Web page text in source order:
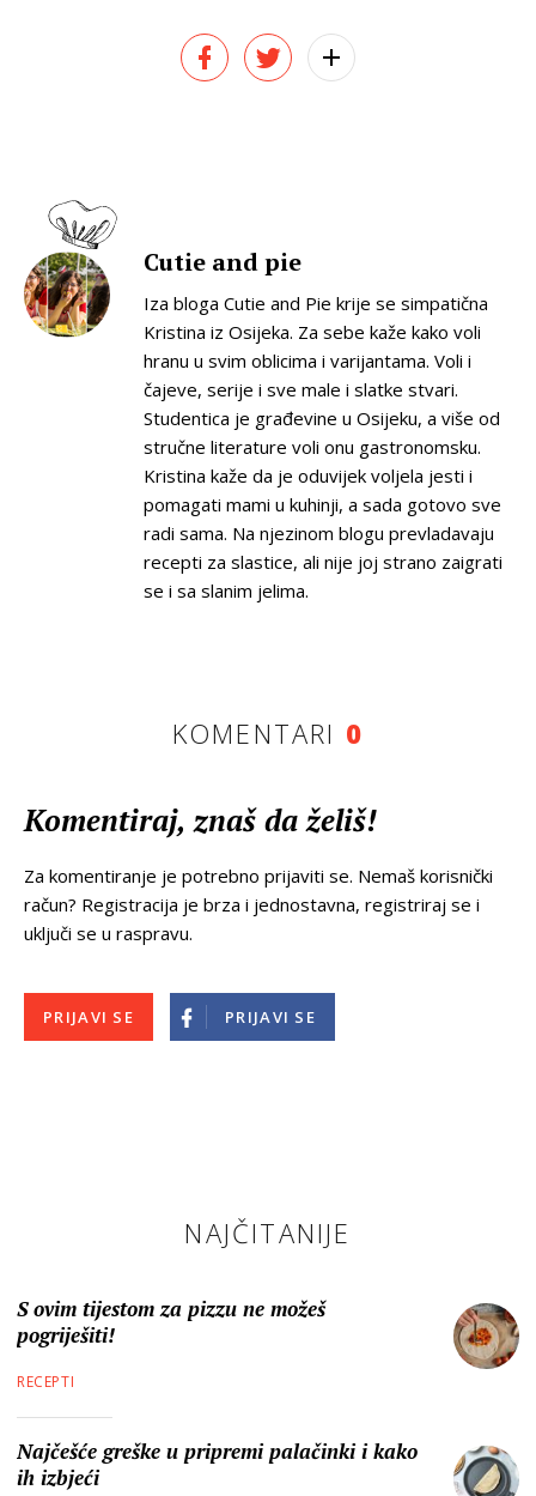
Cutie and pie
Iza bloga Cutie and Pie krije se simpatična
Kristina iz Osijeka. Za sebe kaže kako voli
hranu u svim oblicima i varijantama. Voli i
čajeve, serije i sve male i slatke stvari.
Studentica je građevine u Osijeku, a više od
stručne literature voli onu gastronomsku.
Kristina kaže da je oduvijek voljela jesti i
pomagati mami u kuhinji, a sada gotovo sve
radi sama. Na njezinom blogu prevladavaju
recepti za slastice, ali nije joj strano zaigrati
se i sa slanim jelima.
KOMENTARI 0
Komentiraj, znaš da želiš!
Za komentiranje je potrebno prijaviti se. Nemaš korisnički
račun? Registracija je brza i jednostavna, registriraj se i
uključi se u raspravu.
PRIJAVI SE PRIJAVI SE
NAJČITANIJE
S ovim tijestom za pizzu ne možeš
pogriješiti!
RECEPTI
Najčešće greške u pripremi palačinki i kako
ih izbjeći